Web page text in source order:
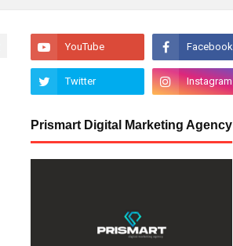
Prismart Digital Marketing Agency